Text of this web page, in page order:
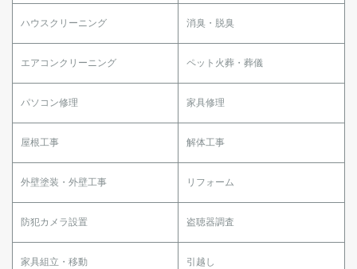
ハウスクリーニング 消臭・脱臭
エアコンクリーニング ペット火葬・葬儀
パソコン修理 家具修理
屋根工事 解体工事
外壁塗装・外壁工事 リフォーム
防犯カメラ設置 盗聴器調査
家具組立・移動 引越し